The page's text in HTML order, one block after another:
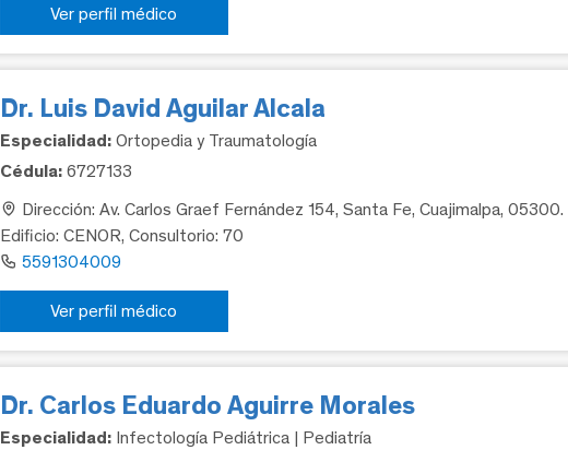
Ver perfil médico
Dr. Luis David Aguilar Alcala
Especialidad: Ortopedia y Traumatología
Cédula: 6727133
Dirección: Av. Carlos Graef Fernández 154, Santa Fe, Cuajimalpa, 05300.
Edificio: CENOR, Consultorio: 70
5591304009
Ver perfil médico
Dr. Carlos Eduardo Aguirre Morales
Especialidad: Infectología Pediátrica | Pediatría